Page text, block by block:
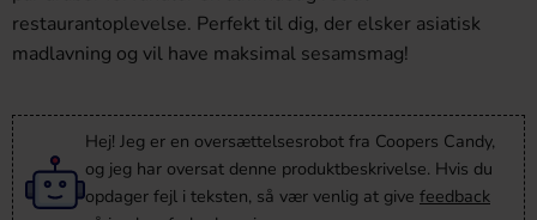
restaurantoplevelse. Perfekt til dig, der elsker asiatisk
madlavning og vil have maksimal sesamsmag!
Hej! Jeg er en oversættelsesrobot fra Coopers Candy,
og jeg har oversat denne produktbeskrivelse. Hvis du
opdager fejl i teksten, så vær venlig at give feedback